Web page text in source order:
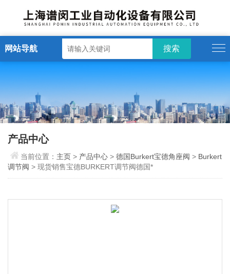
网站导航
产品中心
当前位置： 主页> 产品中心 >德国Burkert宝德角座阀 > Burkert
调节阀 > 现货销售宝德BURKERT调节阀德国*